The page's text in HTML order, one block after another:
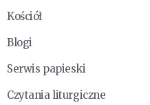
Kościół
Blogi
Serwis papieski
Czytania liturgiczne